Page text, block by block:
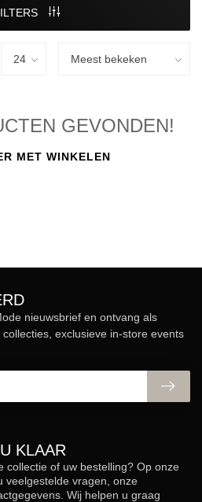
GEVONDEN!
MET WINKELEN
KLAAR
collectie of uw bestelling? Op onze
veelgestelde vragen, onze
Wij helpen u graag
nieuwsbrief en ontvang als
exclusieve in-store events